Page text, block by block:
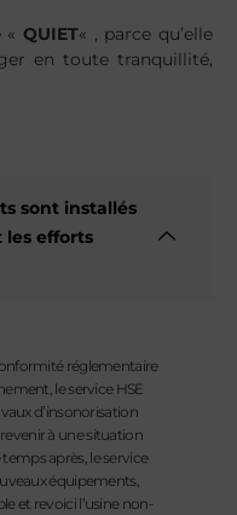
« QUIET« , parce qu’elle
en toute tranquillité,
sont installés
les efforts
réglementaire
le service HSE
d’insonorisation
à une situation
après, le service
équipements,
et revoici l’usine non-